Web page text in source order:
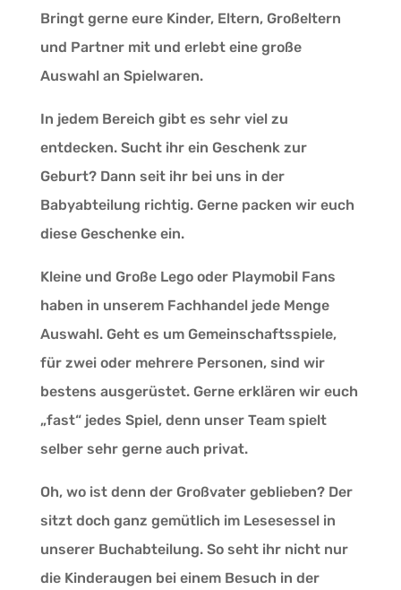
Bringt gerne eure Kinder, Eltern, Großeltern
und Partner mit und erlebt eine große
Auswahl an Spielwaren.
In jedem Bereich gibt es sehr viel zu
entdecken. Sucht ihr ein Geschenk zur
Geburt? Dann seit ihr bei uns in der
Babyabteilung richtig. Gerne packen wir euch
diese Geschenke ein.
Kleine und Große Lego oder Playmobil Fans
haben in unserem Fachhandel jede Menge
Auswahl. Geht es um Gemeinschaftsspiele,
für zwei oder mehrere Personen, sind wir
bestens ausgerüstet. Gerne erklären wir euch
„fast“ jedes Spiel, denn unser Team spielt
selber sehr gerne auch privat.
Oh, wo ist denn der Großvater geblieben? Der
sitzt doch ganz gemütlich im Lesesessel in
unserer Buchabteilung. So seht ihr nicht nur
die Kinderaugen bei einem Besuch in der